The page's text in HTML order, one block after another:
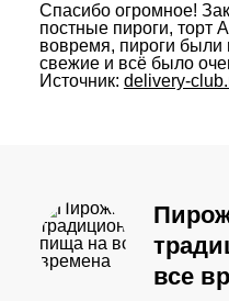
Спасибо огромное!
постные пироги, торт
вовремя, пироги были
свежие и всё было
Источник: delivery-
все